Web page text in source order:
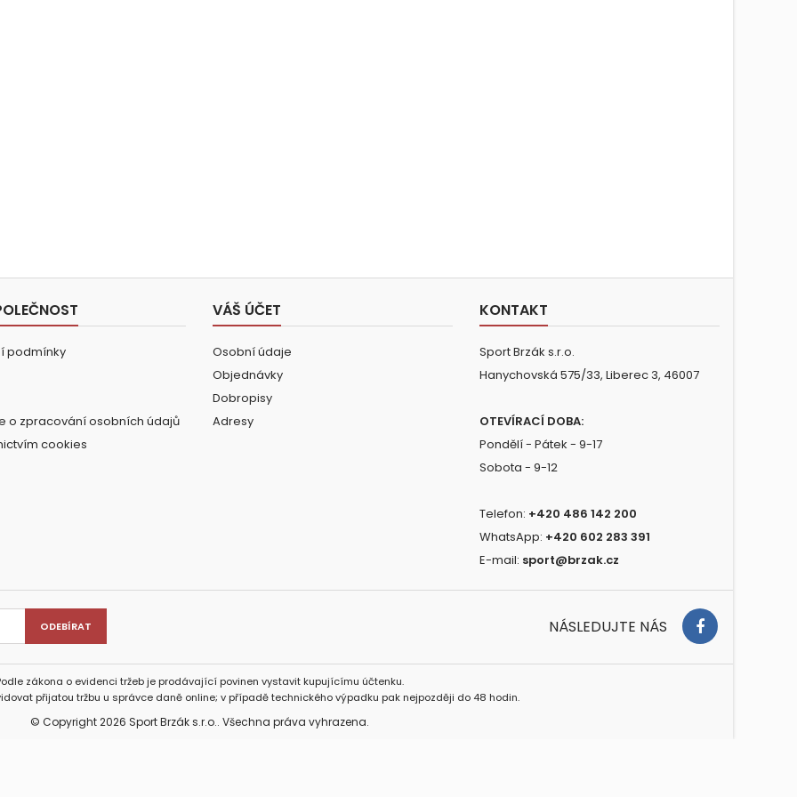
podmínky
o zpracování osobních údajů
cookies
VÁŠ ÚČET
Osobní údaje
Objednávky
Dobropisy
Adresy
KONTAKT
Sport Brzák s.r.o.
Hanychovská 575/33, Liberec 3, 46007
OTEVÍRACÍ DOBA:
Pondělí - Pátek - 9-17
Sobota - 9-12
Telefon: +420 486 142 200
WhatsApp: +420 602 283 391
E-mail: sport@brzak.cz
NÁSLEDUJTE NÁS
zákona o evidenci tržeb je prodávající povinen vystavit kupujícímu účtenku.
přijatou tržbu u správce daně online; v případě technického výpadku pak nejpozději do 48 hodin.
© Copyright 2026 Sport Brzák s.r.o.. Všechna práva vyhrazena.